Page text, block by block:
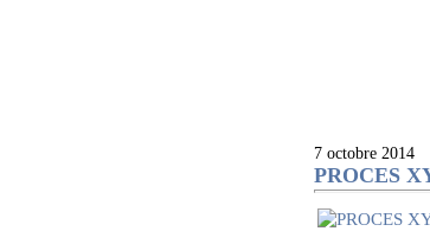
7 octobre 2014
PROCES